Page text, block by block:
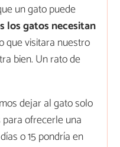
un gato puede
los gatos necesitan
que visitara nuestro
bien. Un rato de
dejar al gato solo
para ofrecerle una
o 15 pondría en